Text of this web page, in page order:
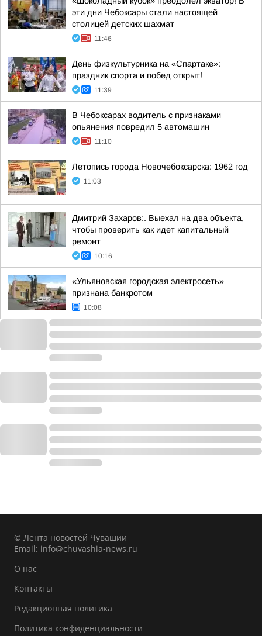
эти дни Чебоксары стали настоящей
столицей детских шахмат
11:46
День физкультурника на «Спартаке»:
праздник спорта и побед открыт!
11:39
В Чебоксарах водитель с признаками
опьянения повредил 5 автомашин
11:10
Летопись города Новочебоксарска: 1962 год
11:03
Дмитрий Захаров:. Выехал на два объекта,
чтобы проверить как идет капитальный
ремонт
10:16
«Ульяновская городская электросеть»
признана банкротом
10:08
© Лента новостей Чувашии
Email: info@chuvashia-news.ru
О нас
Контакты
Редакционная политика
Политика конфиденциальности